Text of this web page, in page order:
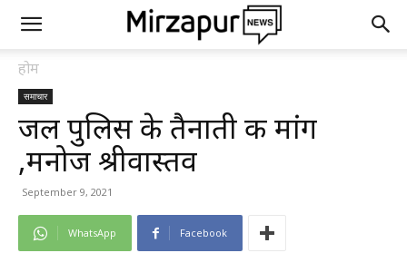
होम
समाचार
जल पुलिस के तैनाती की मांग
,मनोज श्रीवास्तव
September 9, 2021
WhatsApp Facebook